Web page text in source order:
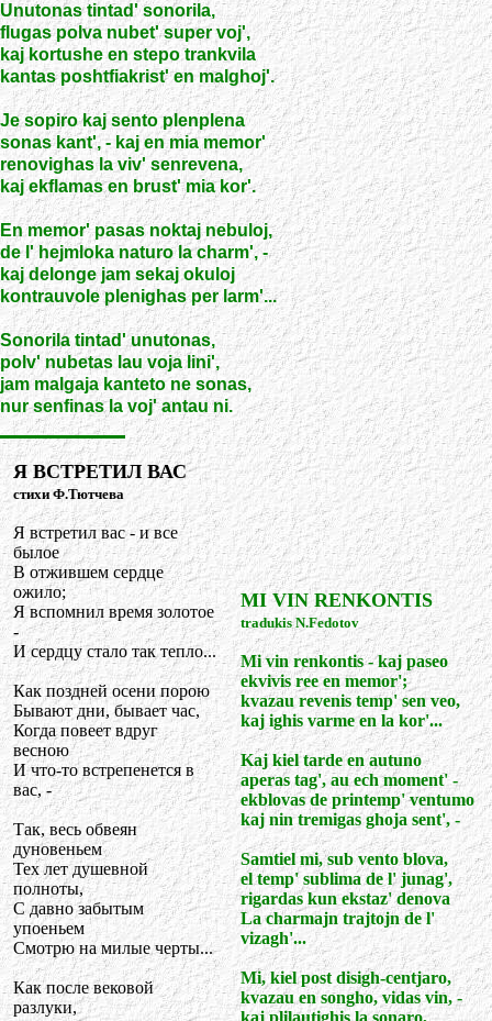
Unutonas tintad' sonorila,
flugas polva nubet' super voj',
kaj kortushe en stepo trankvila
kantas poshtfiakrist' en malghoj'.
Je sopiro kaj sento plenplena
sonas kant', - kaj en mia memor'
renovighas la viv' senrevena,
kaj ekflamas en brust' mia kor'.
En memor' pasas noktaj nebuloj,
de l' hejmloka naturo la charm', -
kaj delonge jam sekaj okuloj
kontrauvole plenighas per larm'...
Sonorila tintad' unutonas,
polv' nubetas lau voja lini',
jam malgaja kanteto ne sonas,
nur senfinas la voj' antau ni.
Я ВСТРЕТИЛ ВАС
стихи Ф.Тютчева
Я встретил вас - и все
былое
В отжившем сердце
ожило;
Я вспомнил время золотое
-
И сердцу стало так тепло...
Как поздней осени порою
Бывают дни, бывает час,
Когда повеет вдруг
весною
И что-то встрепенется в
вас, -
Так, весь обвеян
дуновеньем
Тех лет душевной
полноты,
С давно забытым
упоеньем
Смотрю на милые черты...
Как после вековой
разлуки,
MI VIN RENKONTIS
tradukis N.Fedotov
Mi vin renkontis - kaj paseo
ekvivis ree en memor';
kvazau revenis temp' sen veo,
kaj ighis varme en la kor'...
Kaj kiel tarde en autuno
aperas tag', au ech moment' -
ekblovas de printemp' ventumo
kaj nin tremigas ghoja sent', -
Samtiel mi, sub vento blova,
el temp' sublima de l' junag',
rigardas kun ekstaz' denova
La charmajn trajtojn de l'
vizagh'...
Mi, kiel post disigh-centjaro,
kvazau en songho, vidas vin, -
kaj plilautighis la sonaro,